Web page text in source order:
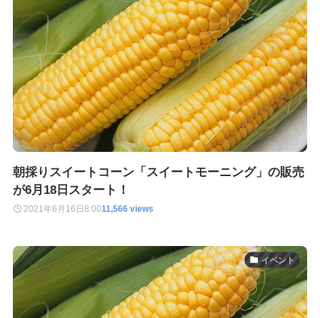
朝採りスイートコーン「スイートモーニング」の販売
が6月18日スタート！
2021年6月16日8:0011,566 views
イベント